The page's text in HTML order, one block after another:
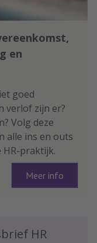
en
goed
verlof zijn er?
Volg deze
alle ins en outs
HR-praktijk.
Meer info
HR